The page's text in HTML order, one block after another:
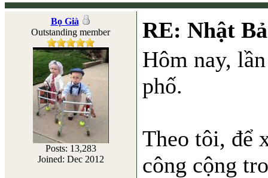
Bọ Già
Outstanding member
Posts: 13,283
Joined: Dec 2012
RE: Nhật
Hôm nay,
phố.
Theo tôi, để
công cộng